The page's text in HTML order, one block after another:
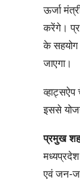
ऊर्जा
करेंगे।
के सहयोग
जाएगा।
व्हाट्सऐप
इससे
प्रमुख
मध्यप्रदेश
एवं जन-